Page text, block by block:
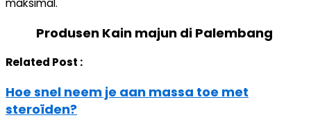
maksimal.
Produsen Kain majun di Palembang
Related Post :
Hoe snel neem je aan massa toe met
steroïden?